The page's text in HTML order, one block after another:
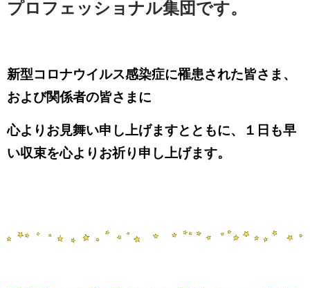
プロフェッショナル集団です。
新型コロナウイルス感染症に罹患された皆さま、
および関係者の皆さまに
心よりお見舞い申し上げますとともに、１日も早
い収束を心よりお祈り申し上げます。